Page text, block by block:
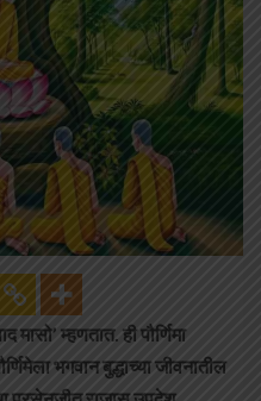
मासो’ म्हणतात. ही पौर्णिमा
भगवान बुद्धाच्या जीवनातील